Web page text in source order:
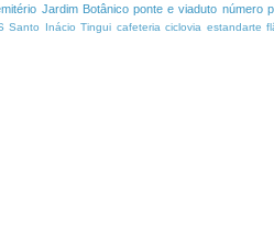
Jardim Botânico ponte e viaduto número
Santo Inácio Tingui cafeteria ciclovia estandarte